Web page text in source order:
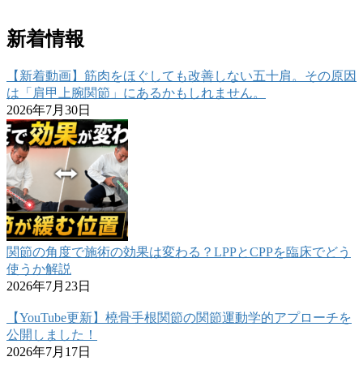
新着情報
【新着動画】筋肉をほぐしても改善しない五十肩。その原因
は「肩甲上腕関節」にあるかもしれません。
2026年7月30日
関節の角度で施術の効果は変わる？LPPとCPPを臨床でどう
使うか解説
2026年7月23日
【YouTube更新】橈骨手根関節の関節運動学的アプローチを
公開しました！
2026年7月17日